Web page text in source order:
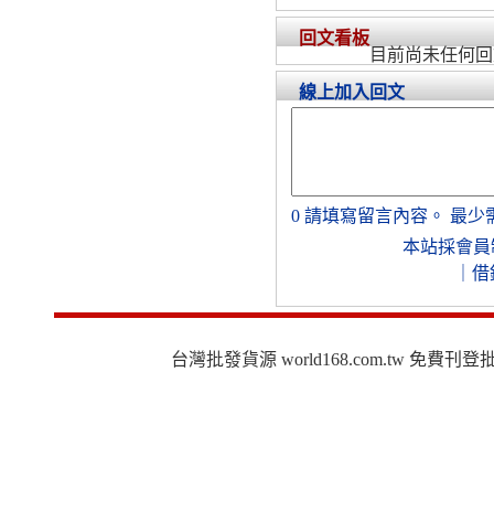
回文看板
目前尚未任何
線上加入回文
0 請填寫留言內容。 最少
本站採會員
借
台灣批發貨源 world168.com.tw 免費刊登